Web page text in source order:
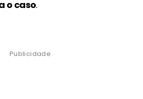
o caso.
Publicidade